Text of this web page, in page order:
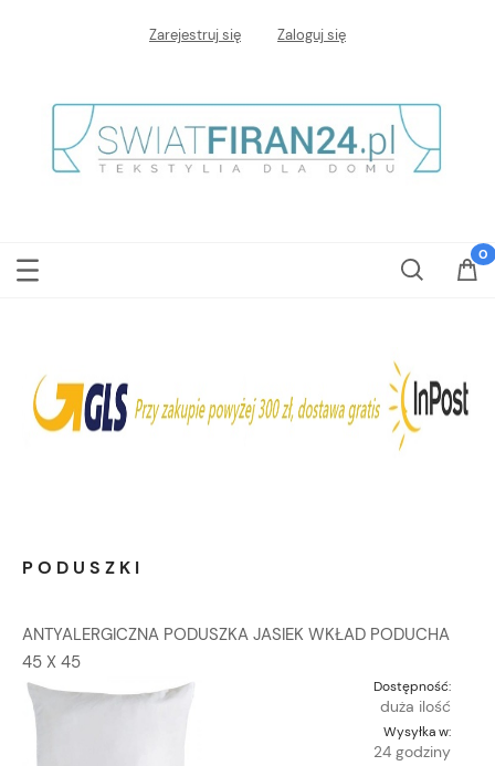
Zarejestruj się Zaloguj się
PODUSZKI
ANTYALERGICZNA PODUSZKA JASIEK WKŁAD PODUCHA
45 X 45
Dostępność:
duża ilość
Wysyłka w:
24 godziny